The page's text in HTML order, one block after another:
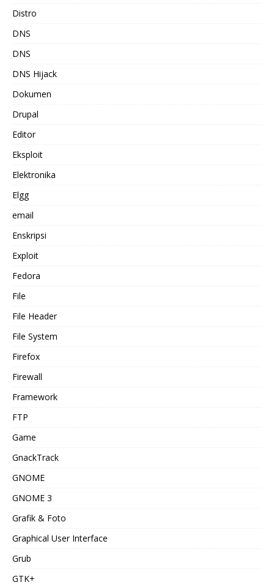
Distro
DNS
DNS
DNS Hijack
Dokumen
Drupal
Editor
Eksploit
Elektronika
Elgg
email
Enskripsi
Exploit
Fedora
File
File Header
File System
Firefox
Firewall
Framework
FTP
Game
GnackTrack
GNOME
GNOME 3
Grafik & Foto
Graphical User Interface
Grub
GTK+